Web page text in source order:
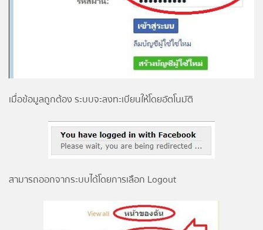
เมื่อข้อมูลถูกต้อง ระบบจะลงทะเบียนให้โดยอัตโนมัติ
สามารถออกจากระบบได้โดยการเลือก Logout